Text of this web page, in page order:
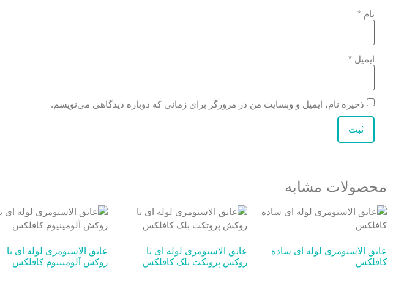
نام *
ایمیل *
ذخیره نام، ایمیل و وبسایت من در مرورگر برای زمانی که دوباره دیدگاهی می‌نویسم.
محصولات مشابه
عایق الاستومری لوله ای ساده
کافلکس
عایق الاستومری لوله ای با
روکش پروتکت بلک کافلکس
عایق الاستومری لوله ای با
روکش آلومینیوم کافلکس